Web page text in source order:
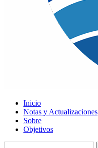
Inicio
Notas y Actualizaciones
Sobre
Objetivos